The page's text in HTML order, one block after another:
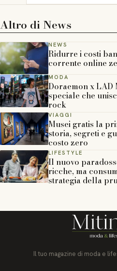
Altro di News
NEWS
Ridurre i costi
corrente online
MODA
Doraemon x LAD
speciale che
rock
VIAGGI
Musei gratis la
storia, segreti e
costo zero
LIFESTYLE
Il nuovo
ricche, ma
strategia della
Il tuo magazine di moda e